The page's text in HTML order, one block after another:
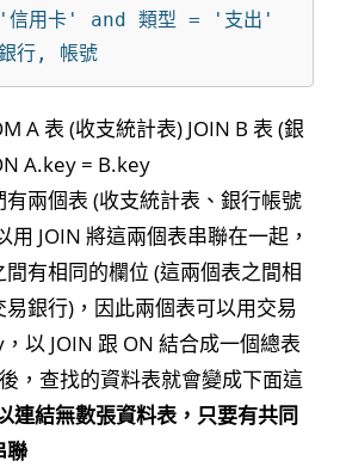
'信用卡' and 類型 = '支出'
A 表 (收支統計表) JOIN B 表 (銀
A.key = B.key
兩個表 (收支統計表、銀行帳號
用 JOIN 將這兩個表串聯在一起，
間有相同的欄位 (這兩個表之間相
易銀行)，因此兩個表可以用交易
以 JOIN 跟 ON 結合成一個總表
，查找的資料表就會變成下面這
連結無數張資料表，只要有共同
聯